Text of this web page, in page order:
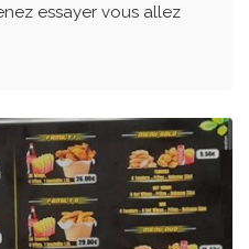
essayer vous allez